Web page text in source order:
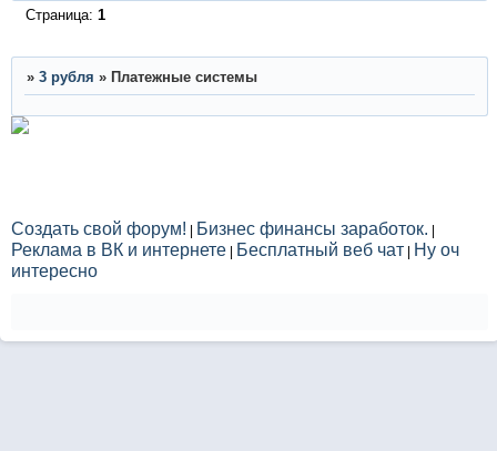
Страница: 1
» 3 рубля » Платежные системы
Создать свой форум! | Бизнес финансы заработок. |
Реклама в ВК и интернете | Бесплатный веб чат | Ну оч
интересно